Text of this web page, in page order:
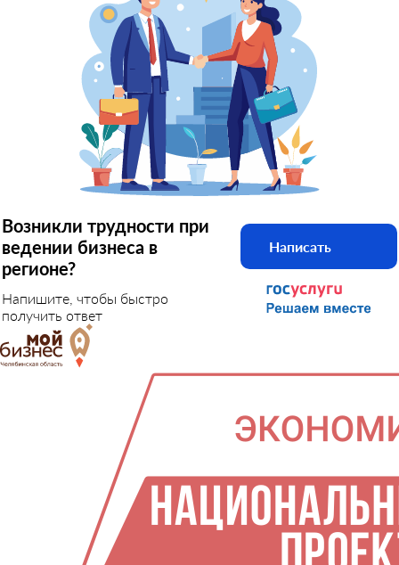
Возникли трудности при
ведении бизнеса в
регионе?
Напишите, чтобы быстро
получить ответ
Написать